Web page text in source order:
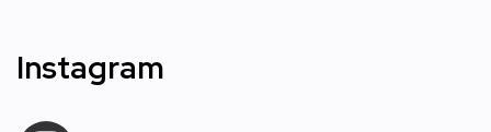
Instagram